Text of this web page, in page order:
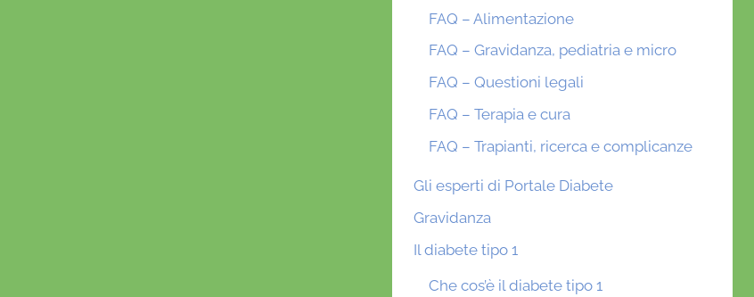
FAQ – Alimentazione
FAQ – Gravidanza, pediatria e micro
FAQ – Questioni legali
FAQ – Terapia e cura
FAQ – Trapianti, ricerca e complicanze
Gli esperti di Portale Diabete
Gravidanza
Il diabete tipo 1
Che cos’è il diabete tipo 1